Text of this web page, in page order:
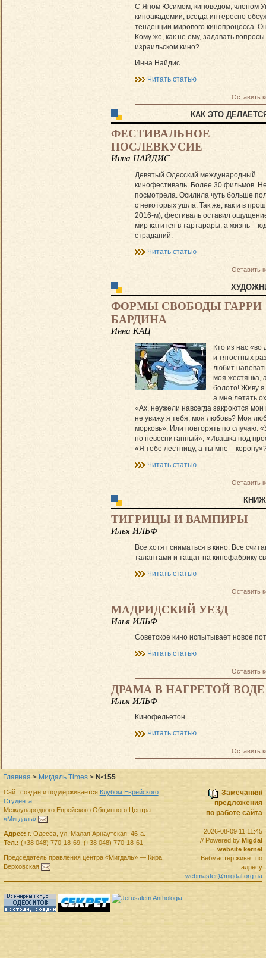
С Яном Юсимом, киноведом, членом
киноакадемии, всегда интересно
тенденции мирового кинопроцесса.
Кому же, как не ему, задавать
израильском кино?
Инна Найдис
Читать статью
Оставить
КАК ЭТО
ФЕСТИВАЛЬНОЕ
ПОСЛЕВКУСИЕ
Инна НАЙДИС
Девятый Одесский международный
кинофестиваль. Более 30 фильмов.
посмотрела. Осилила чуть больше
с некоторых ушла. Так же, как и в
2016-м), фестиваль оставил
мир катится в тартарары, а жизнь –
страданий.
Читать статью
Оставить
ФОРМЫ СВОБОДЫ ГАРРИ
БАРДИНА
Инна КАЦ
Кто из нас «во
и тягостных
любит
моя жестянка,
болото! Живу я
а мне летать
«Ах, неужели навсегда закроются
не увижу я тебя, моя любовь? Моя
морковь». Или повторять по случаю:
но невоспитанный», «Ивашка под
«Я тебе лестницу, а ты мне –
Читать статью
Оставить
ТИГРИЦЫ И ВАМПИРЫ
Илья ИЛЬФ
Все хотят сниматься в кино. Все
талантами и тащат на кинофабрику
Читать статью
Оставить
МАДРИДСКИЙ УЕЗД
Илья ИЛЬФ
Советское кино испытывает новое
Читать статью
Оставить
ДРАМА В НАГРЕТОЙ ВОДЕ
Илья ИЛЬФ
Кинофельетон
Читать статью
Оставить
Главная > Мигдаль Times > №155
Замечания/
предложения
по работе сайта
2026-08-09 11:11:45
// Powered by Migdal
website kernel
Вебмастер живет по
адресу
webmaster@migdal.org.ua
Сайт создан и поддерживается Клубом Еврейского
Студента
Международного Еврейского Общинного Центра
«Мигдаль»
.
Адрес: г. Одесса, ул. Малая Арнаутская, 46-а.
Тел.: (+38 048) 770-18-69, (+38 048) 770-18-61.
Председатель правленияцентра «Мигдаль»— Кира
Верховская
.